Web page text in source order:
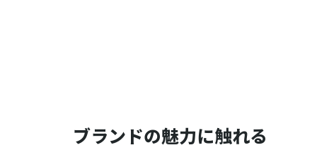
ブランドの魅力に触れる